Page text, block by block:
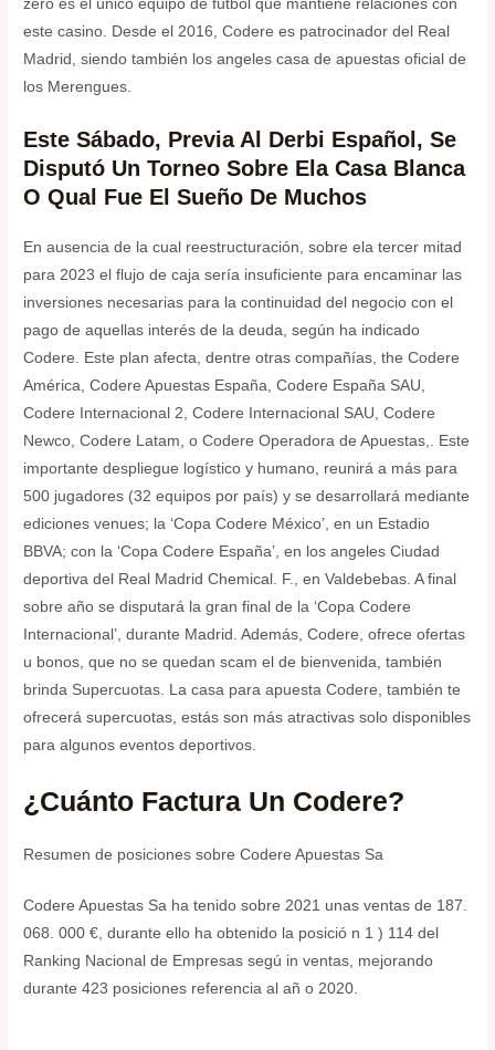
zero es el único equipo de fútbol que mantiene relaciones con
este casino. Desde el 2016, Codere es patrocinador del Real
Madrid, siendo también los angeles casa de apuestas oficial de
los Merengues.
Este Sábado, Previa Al Derbi Español, Se
Disputó Un Torneo Sobre Ela Casa Blanca
O Qual Fue El Sueño De Muchos
En ausencia de la cual reestructuración, sobre ela tercer mitad
para 2023 el flujo de caja sería insuficiente para encaminar las
inversiones necesarias para la continuidad del negocio con el
pago de aquellas interés de la deuda, según ha indicado
Codere. Este plan afecta, dentre otras compañías, the Codere
América, Codere Apuestas España, Codere España SAU,
Codere Internacional 2, Codere Internacional SAU, Codere
Newco, Codere Latam, o Codere Operadora de Apuestas,. Este
importante despliegue logístico y humano, reunirá a más para
500 jugadores (32 equipos por país) y se desarrollará mediante
ediciones venues; la ‘Copa Codere México’, en un Estadio
BBVA; con la ‘Copa Codere España’, en los angeles Ciudad
deportiva del Real Madrid Chemical. F., en Valdebebas. A final
sobre año se disputará la gran final de la ‘Copa Codere
Internacional’, durante Madrid. Además, Codere, ofrece ofertas
u bonos, que no se quedan scam el de bienvenida, también
brinda Supercuotas. La casa para apuesta Codere, también te
ofrecerá supercuotas, estás son más atractivas solo disponibles
para algunos eventos deportivos.
¿Cuánto Factura Un Codere?
Resumen de posiciones sobre Codere Apuestas Sa
Codere Apuestas Sa ha tenido sobre 2021 unas ventas de 187.
068. 000 €, durante ello ha obtenido la posició n 1 ) 114 del
Ranking Nacional de Empresas segú in ventas, mejorando
durante 423 posiciones referencia al añ o 2020.